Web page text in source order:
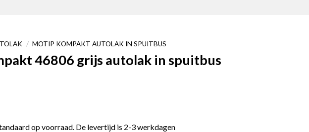
/ MOTIP KOMPAKT AUTOLAK IN SPUITBUS
46806 grijs autolak in spuitbus
op voorraad. De levertijd is 2-3 werkdagen